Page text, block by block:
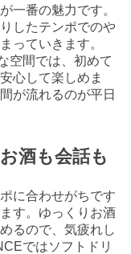
一番の魅力です。
したテンポでのや
っていきます。
空間では、初めて
心して楽しめま
が流れるのが平日
酒も会話も
に合わせがちです
す。ゆっくりお酒
るので、気疲れし
ではソフトドリ